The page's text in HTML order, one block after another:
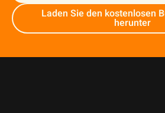
Laden Sie den kostenlosen
herunter